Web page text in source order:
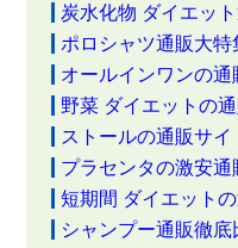
炭水化物 ダイエッ
ポロシャツ通販大特
オールインワンの通
野菜 ダイエットの
ストールの通販サイ
プラセンタの激安通
短期間 ダイエット
シャンプー通販徹底